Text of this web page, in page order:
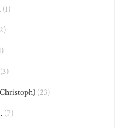
(1)
(23)
(7)